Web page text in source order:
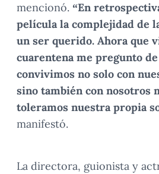
mencionó. “En
película la complejidad de
un ser querido. Ahora que
cuarentena me pregunto
convivimos no solo con
sino también con nosotros
toleramos nuestra propia
manifestó.
La directora, guionista y